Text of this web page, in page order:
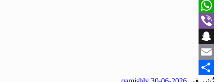
X
WhatsApp
Viber
Snapchat
Email